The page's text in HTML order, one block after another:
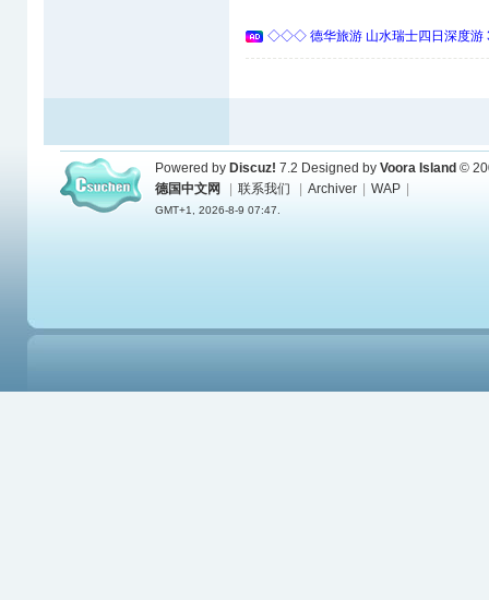
◇◇◇ 德华旅游 山水瑞士四日深度
Powered by Discuz! 7.2 Designed by Voora Island ©
德国中文网
联系我们 Archiver WAP
GMT+1, 2026-8-9 07:47.